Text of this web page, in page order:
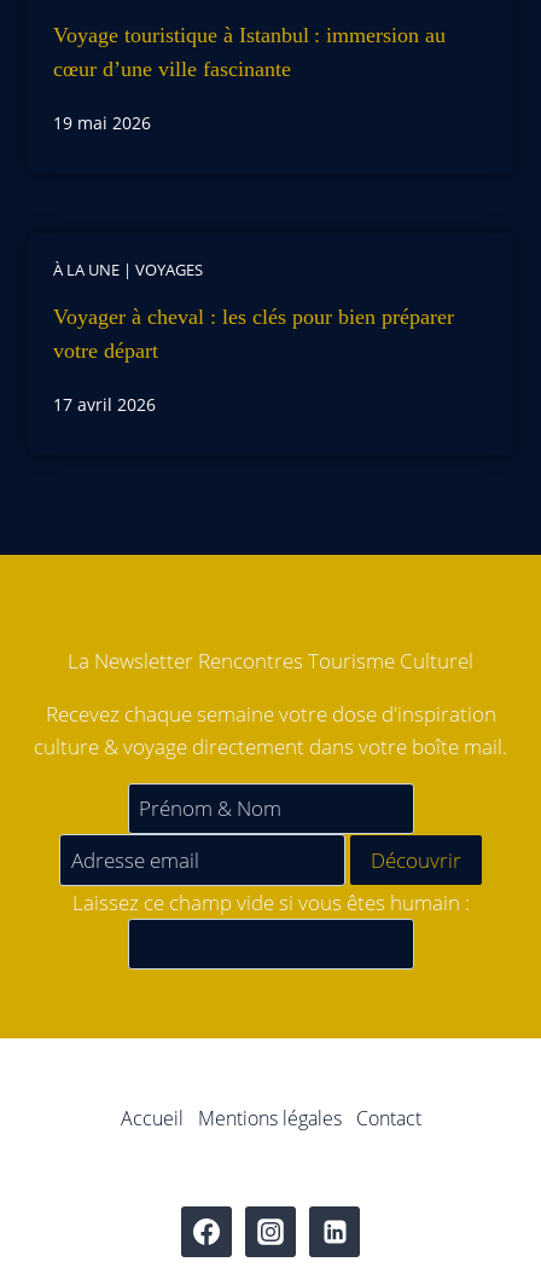
Voyage touristique à Istanbul : immersion au
cœur d’une ville fascinante
19 mai 2026
À LA UNE | VOYAGES
Voyager à cheval : les clés pour bien préparer
votre départ
17 avril 2026
La Newsletter Rencontres Tourisme Culturel
Recevez chaque semaine votre dose d'inspiration
culture & voyage directement dans votre boîte mail.
Laissez ce champ vide si vous êtes humain :
Accueil Mentions légales Contact